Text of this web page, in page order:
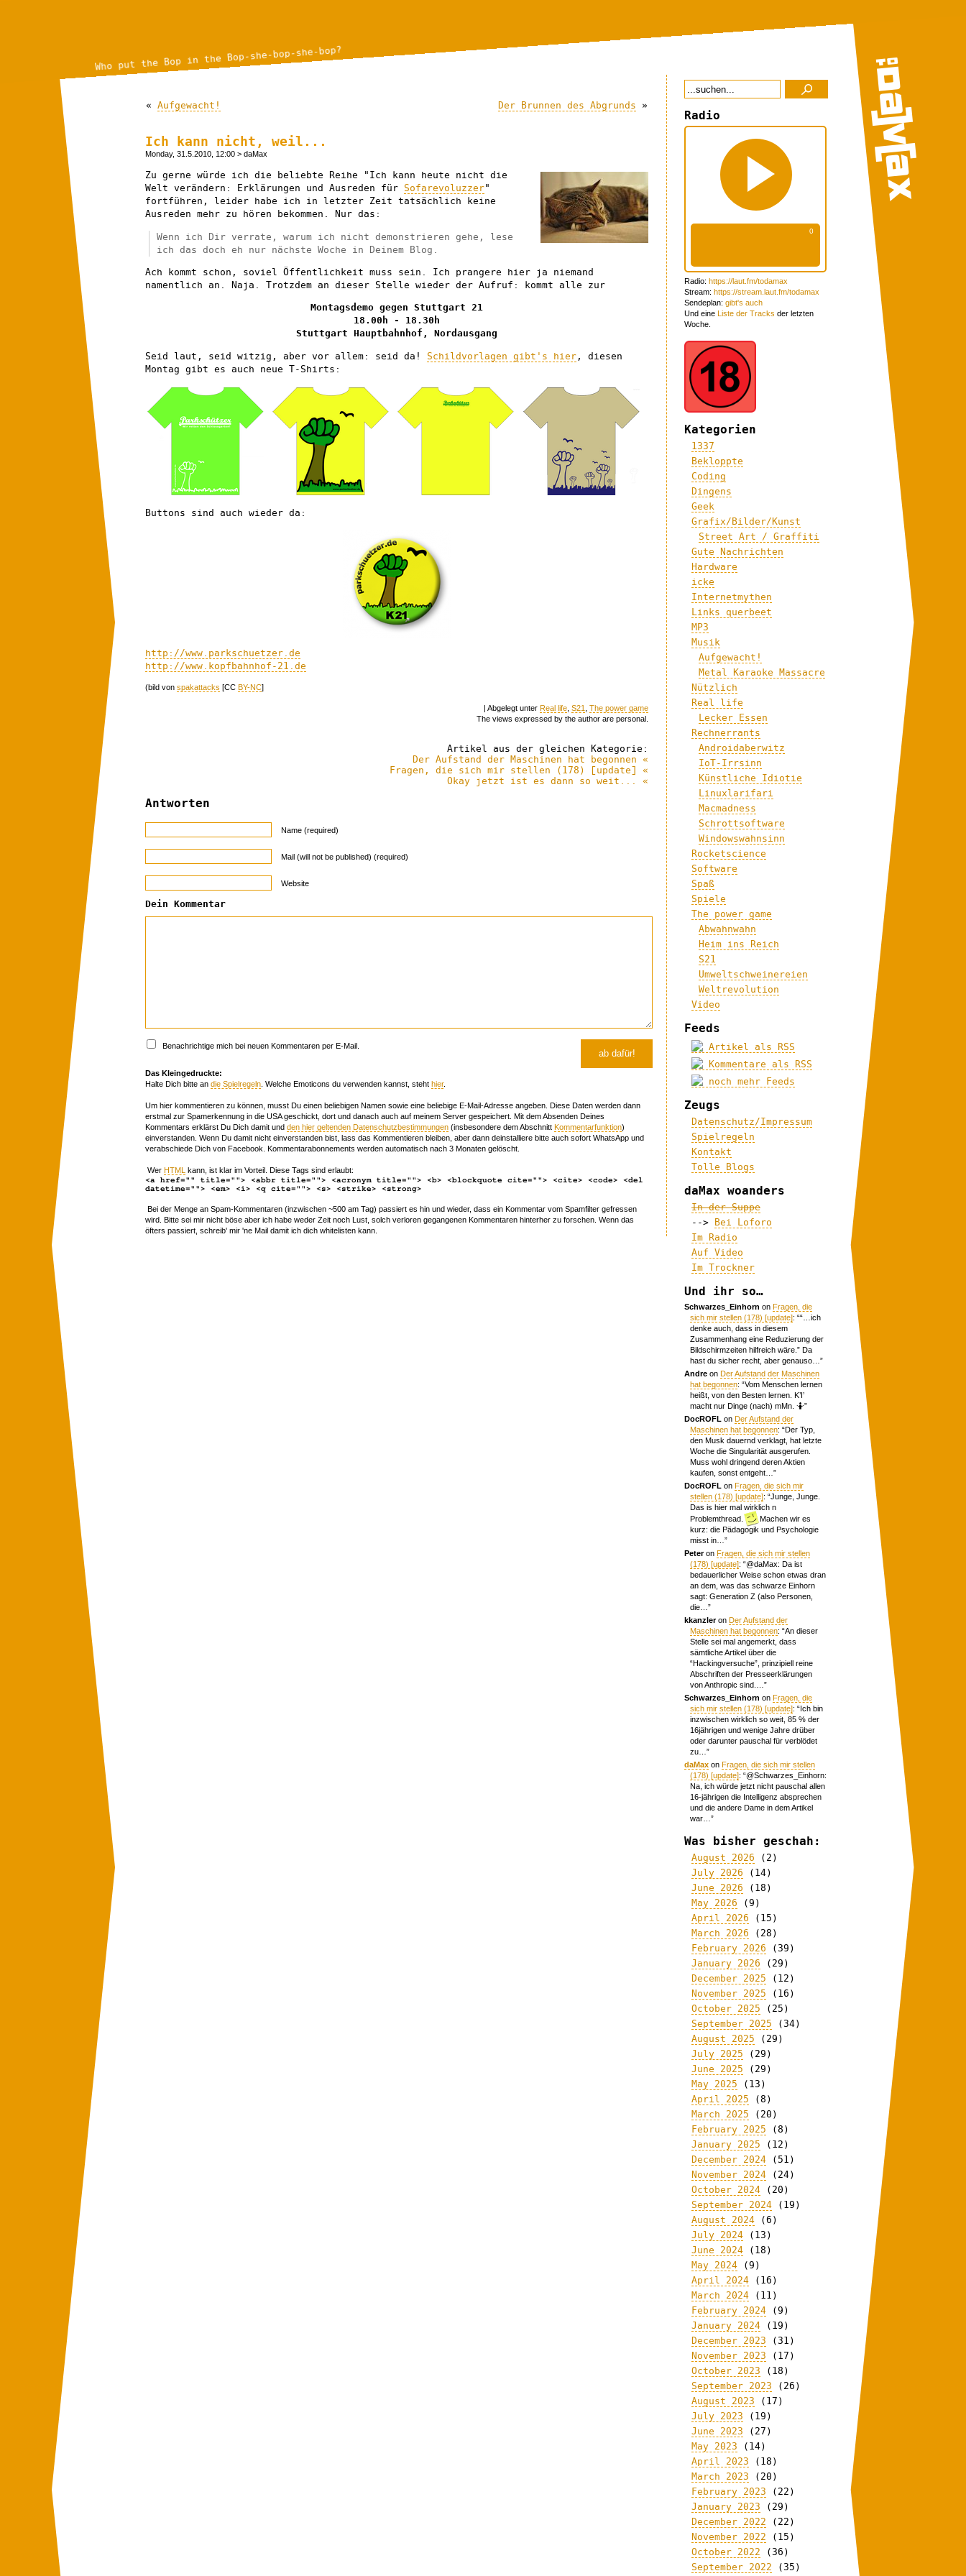
Who put the Bop in the Bop-she-bop-she-bop?
« Aufgewacht! Der Brunnen des Abgrunds »
Ich kann nicht, weil...
Monday, 31.5.2010, 12:00 > daMax
Zu gerne würde ich die beliebte Reihe "Ich kann heute nicht die
Welt verändern: Erklärungen und Ausreden für Sofarevoluzzer"
fortführen, leider habe ich in letzter Zeit tatsächlich keine
Ausreden mehr zu hören bekommen. Nur das:
Wenn ich Dir verrate, warum ich nicht demonstrieren gehe, lese
ich das doch eh nur nächste Woche in Deinem Blog.
Ach kommt schon, soviel Öffentlichkeit muss sein. Ich prangere hier ja niemand
namentlich an. Naja. Trotzdem an dieser Stelle wieder der Aufruf: kommt alle zur
Montagsdemo gegen Stuttgart 21
18.00h - 18.30h
Stuttgart Hauptbahnhof, Nordausgang
Seid laut, seid witzig, aber vor allem: seid da! Schildvorlagen gibt's hier , diesen
Montag gibt es auch neue T-Shirts:
Buttons sind auch wieder da:
http://www.parkschuetzer.de
http://www.kopfbahnhof-21.de
(bild von spakattacks [CC BY-NC]
| Abgelegt unter Real life S21
The power game
The views expressed by the author are personal.
Artikel aus der gleichen Kategorie:
Der Aufstand der Maschinen hat begonnen «
Fragen, die sich mir stellen (178) [update] «
Okay jetzt ist es dann so weit... «
Antworten
Name (required)
Mail (will not be published) (required)
Website
Dein Kommentar
Benachrichtige mich bei neuen Kommentaren per E-Mail.
Das Kleingedruckte:
Halte Dich bitte an die Spielregeln . Welche Emoticons du verwenden kannst, steht hier.
Um hier kommentieren zu können, musst Du einen beliebigen Namen sowie eine beliebige E-Mail-Adresse angeben. Diese Daten werden dann
erstmal zur Spamerkennung in die USA geschickt, dort und danach auch auf meinem Server gespeichert. Mit dem Absenden Deines
Kommentars erklärst Du Dich damit und den hier geltenden Datenschutzbestimmungen (insbesondere dem Abschnitt Kommentarfunktion)
einverstanden. Wenn Du damit nicht einverstanden bist, lass das Kommentieren bleiben, aber dann deinstalliere bitte auch sofort WhatsApp und
verabschiede Dich von Facebook. Kommentarabonnements werden automatisch nach 3 Monaten gelöscht.
Wer HTML kann, ist klar im Vorteil. Diese Tags sind erlaubt:
<a href="" title=""> <abbr title=""> <acronym title=""> <b> <blockquote cite=""> <cite> <code> <del
datetime=""> <em> <i> <q cite=""> <s> <strike> <strong>
Bei der Menge an Spam-Kommentaren (inzwischen ~500 am Tag) passiert es hin und wieder, dass ein Kommentar vom Spamfilter gefressen
wird. Bitte sei mir nicht böse aber ich habe weder Zeit noch Lust, solch verloren gegangenen Kommentaren hinterher zu forschen. Wenn das
öfters passiert, schreib' mir 'ne Mail damit ich dich whitelisten kann.
Radio
Radio: https://laut.fm/todamax
Stream: https://stream.laut.fm/todamax
Sendeplan: gibt's auch
Und eine Liste der Tracks der letzten
Woche.
Kategorien
1337
Bekloppte
Coding
Dingens
Geek
Grafix/Bilder/Kunst
Street Art / Graffiti
Gute Nachrichten
Hardware
icke
Internetmythen
Links querbeet
MP3
Musik
Aufgewacht!
Metal Karaoke Massacre
Nützlich
Real life
Lecker Essen
Rechnerrants
Androidaberwitz
IoT-Irrsinn
Künstliche Idiotie
Linuxlarifari
Macmadness
Schrottsoftware
Windowswahnsinn
Rocketscience
Software
Spaß
Spiele
The power game
Abwahnwahn
Heim ins Reich
S21
Umweltschweinereien
Weltrevolution
Video
Feeds
Artikel als RSS
Kommentare als RSS
noch mehr Feeds
Zeugs
Datenschutz/Impressum
Spielregeln
Kontakt
Tolle Blogs
daMax woanders
In der Suppe
-->
Bei Loforo
Im Radio
Auf Video
Im Trockner
Und ihr so…
Schwarzes_Einhorn onFragen, die
sich mir stellen (178) [update]: ““…ich
denke auch, dass in diesem
Zusammenhang eine Reduzierung der
Bildschirmzeiten hilfreich wäre.” Da
hast du sicher recht, aber genauso… ”
Andre onDer Aufstand der Maschinen
hat begonnen: “Vom Menschen lernen
heißt, von den Besten lernen. K’I’
macht nur Dinge (nach) mMn. 🤷”
DocROFL onDer Aufstand der
Maschinen hat begonnen: “Der Typ,
den Musk dauernd verklagt, hat letzte
Woche die Singularität ausgerufen.
Muss wohl dringend deren Aktien
kaufen, sonst entgeht… ”
DocROFL onFragen, die sich mir
stellen (178) [update]: “Junge, Junge.
Das is hier mal wirklich n
Problemthread.
Machen wir es
kurz: die Pädagogik und Psychologie
misst in… ”
PeteronFragen, die sich mir stellen
(178) [update]: “@daMax: Da ist
bedauerlicher Weise schon etwas dran
an dem, was das schwarze Einhorn
sagt: Generation Z (also Personen,
die… ”
kkanzleronDer Aufstand der
Maschinen hat begonnen: “An dieser
Stelle sei mal angemerkt, dass
sämtliche Artikel über die
“Hackingversuche”, prinzipiell reine
Abschriften der Presseerklärungen
von Anthropic sind.… ”
Schwarzes_Einhorn onFragen, die
sich mir stellen (178) [update]: “Ich bin
inzwischen wirklich so weit, 85 % der
16jährigen und wenige Jahre drüber
oder darunter pauschal für verblödet
zu… ”
daMax onFragen, die sich mir stellen
(178) [update]: “@Schwarzes_Einhorn:
Na, ich würde jetzt nicht pauschal allen
16-jährigen die Intelligenz absprechen
und die andere Dame in dem Artikel
war… ”
Was bisher geschah:
August 2026 (2)
July 2026 (14)
June 2026 (18)
May 2026 (9)
April 2026 (15)
March 2026 (28)
February 2026 (39)
January 2026 (29)
December 2025 (12)
November 2025 (16)
October 2025 (25)
September 2025 (34)
August 2025 (29)
July 2025 (29)
June 2025 (29)
May 2025 (13)
April 2025 (8)
March 2025 (20)
February 2025 (8)
January 2025 (12)
December 2024 (51)
November 2024 (24)
October 2024 (20)
September 2024 (19)
August 2024 (6)
July 2024 (13)
June 2024 (18)
May 2024 (9)
April 2024 (16)
March 2024 (11)
February 2024 (9)
January 2024 (19)
December 2023 (31)
November 2023 (17)
October 2023 (18)
September 2023 (26)
August 2023 (17)
July 2023 (19)
June 2023 (27)
May 2023 (14)
April 2023 (18)
March 2023 (20)
February 2023 (22)
January 2023 (29)
December 2022 (22)
November 2022 (15)
October 2022 (36)
September 2022 (35)